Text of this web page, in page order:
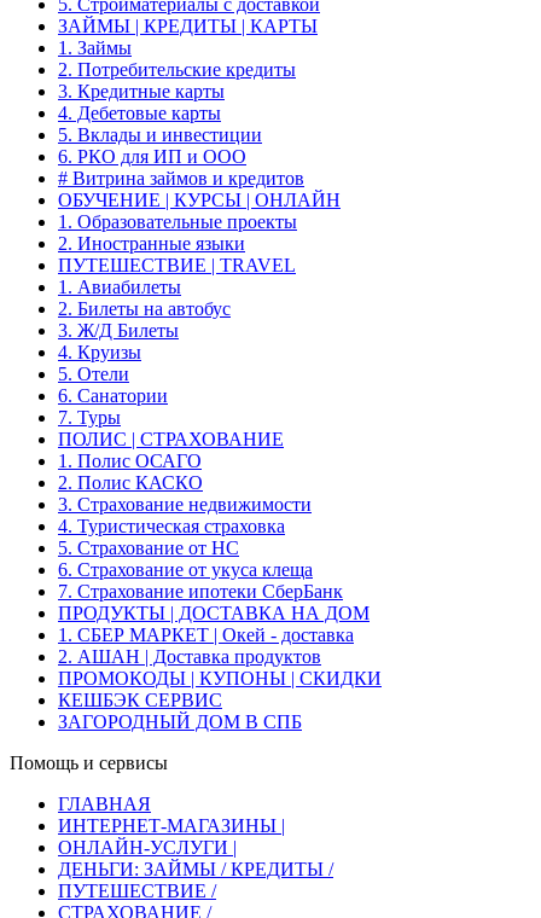
ЗАЙМЫ | КРЕДИТЫ | КАРТЫ
1. Займы
2. Потребительские кредиты
3. Кредитные карты
4. Дебетовые карты
5. Вклады и инвестиции
6. РКО для ИП и ООО
# Витрина займов и кредитов
ОБУЧЕНИЕ | КУРСЫ | ОНЛАЙН
1. Образовательные проекты
2. Иностранные языки
ПУТЕШЕСТВИЕ | TRAVEL
1. Авиабилеты
2. Билеты на автобус
3. Ж/Д Билеты
4. Круизы
5. Отели
6. Санатории
7. Туры
ПОЛИС | СТРАХОВАНИЕ
1. Полис ОСАГО
2. Полис КАСКО
3. Страхование недвижимости
4. Туристическая страховка
5. Страхование от НС
6. Страхование от укуса клеща
7. Страхование ипотеки СберБанк
ПРОДУКТЫ | ДОСТАВКА НА ДОМ
1. СБЕР МАРКЕТ | Окей - доставка
2. АШАН | Доставка продуктов
ПРОМОКОДЫ | КУПОНЫ | СКИДКИ
КЕШБЭК СЕРВИС
ЗАГОРОДНЫЙ ДОМ В СПБ
Помощь и сервисы
ГЛАВНАЯ
ИНТЕРНЕТ-МАГАЗИНЫ |
ОНЛАЙН-УСЛУГИ |
ДЕНЬГИ: ЗАЙМЫ / КРЕДИТЫ /
ПУТЕШЕСТВИЕ /
СТРАХОВАНИЕ /